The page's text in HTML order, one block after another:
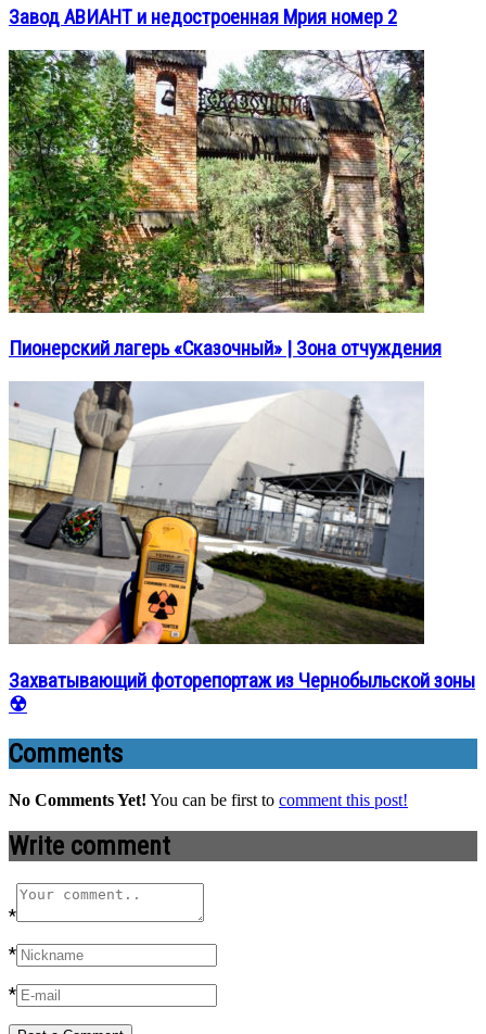
Завод АВИАНТ и недостроенная Мрия номер 2
Пионерский лагерь «Сказочный» | Зона отчуждения
Захватывающий фоторепортаж из Чернобыльской зоны
☢
Comments
No Comments Yet! You can be first to comment this post!
Write comment
*
*
*